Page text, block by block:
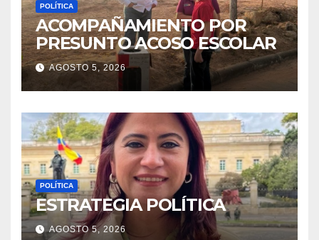
POLÍTICA
ACOMPAÑAMIENTO POR
PRESUNTO ACOSO ESCOLAR
AGOSTO 5, 2026
POLÍTICA
ESTRATEGIA POLÍTICA
AGOSTO 5, 2026